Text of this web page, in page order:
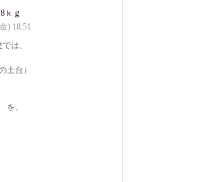
ｋｇ
) 18:51
は、
土台）
を、